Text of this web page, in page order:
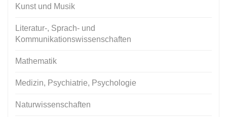
Kunst und Musik
Literatur-, Sprach- und
Kommunikationswissenschaften
Mathematik
Medizin, Psychiatrie, Psychologie
Naturwissenschaften